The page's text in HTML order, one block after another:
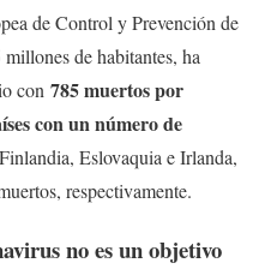
de Control y Prevención de
de habitantes, ha
con 785 muertos por
con un número de
Eslovaquia e Irlanda,
respectivamente.
no es un objetivo